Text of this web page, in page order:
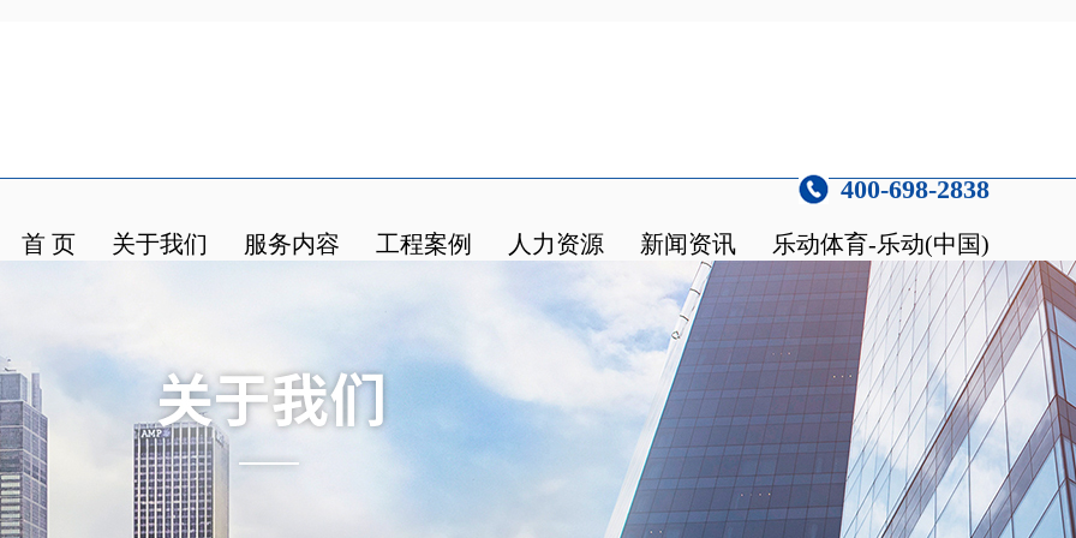
400-698-2838
首 页 关于我们 服务内容 工程案例 人力资源 新闻资讯 乐动体育-乐动(中国)